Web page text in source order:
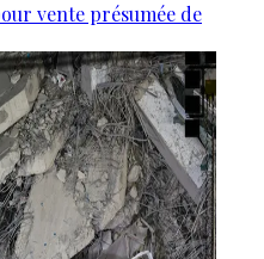
vente présumée de